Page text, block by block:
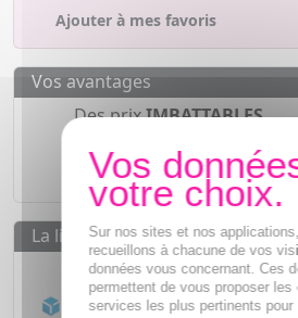
Ajouter à mes favoris
Vos avantages
Des prixIMBATTABLES
Paiement en ligne
SÉCURISÉ
Paiement en4 fois sans
La livraison
Livraison gratuite dès 55€
Acheminement
Sur nos sites et nos
recueillons à chacune de vos
données vous concernant. Ces
permettent de vous proposer les
services les plus pertinents